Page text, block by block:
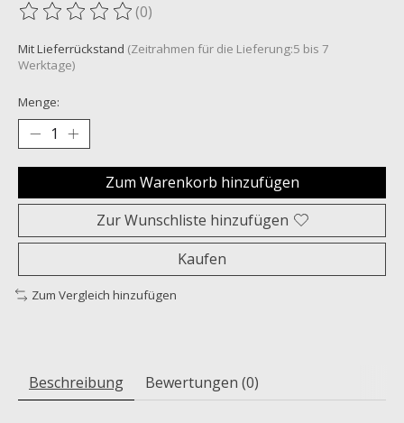
Die Bewertung dieses Produkts ist
(0)
Mit Lieferrückstand (Zeitrahmen für die Lieferung:5 bis 7
Werktage)
Menge:
Zum Warenkorb hinzufügen
Zur Wunschliste hinzufügen
Kaufen
Zum Vergleich hinzufügen
Beschreibung Bewertungen (0)